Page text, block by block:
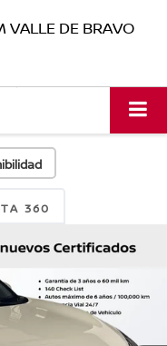
VALLE DE BRAVO
360